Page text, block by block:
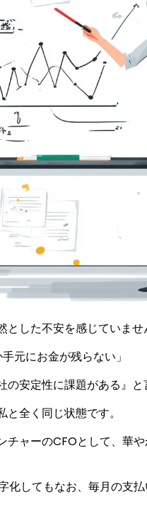
した不安を感じていませ
元にお金が残らない」
安定性に課題がある』と
全く同じ状態です。
ャーのCFOとして、華
化してもなお、毎月の支